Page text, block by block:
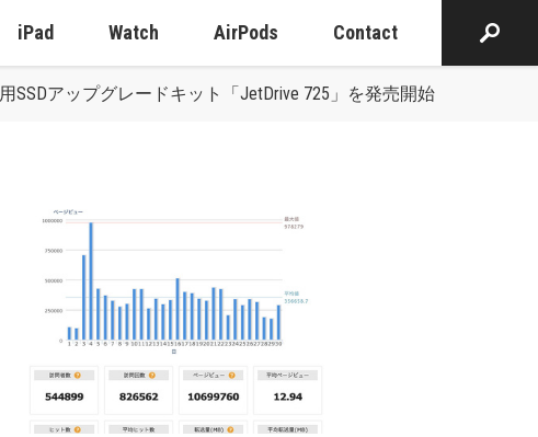
iPad Watch AirPods Contact
用SSDアップグレードキット「JetDrive 725」を発売開始